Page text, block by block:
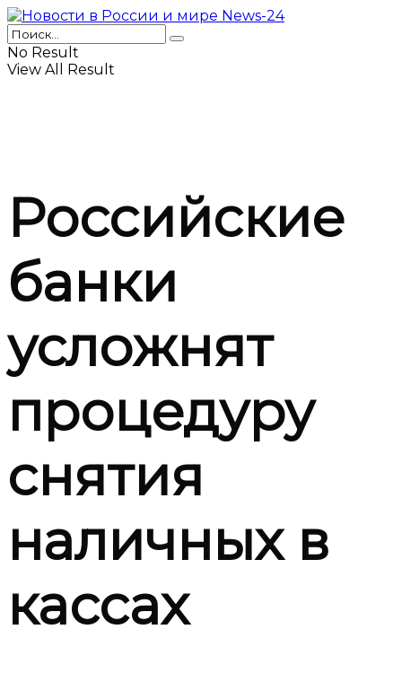
No Result
View All Result
Российские
банки
усложнят
процедуру
снятия
наличных в
кассах